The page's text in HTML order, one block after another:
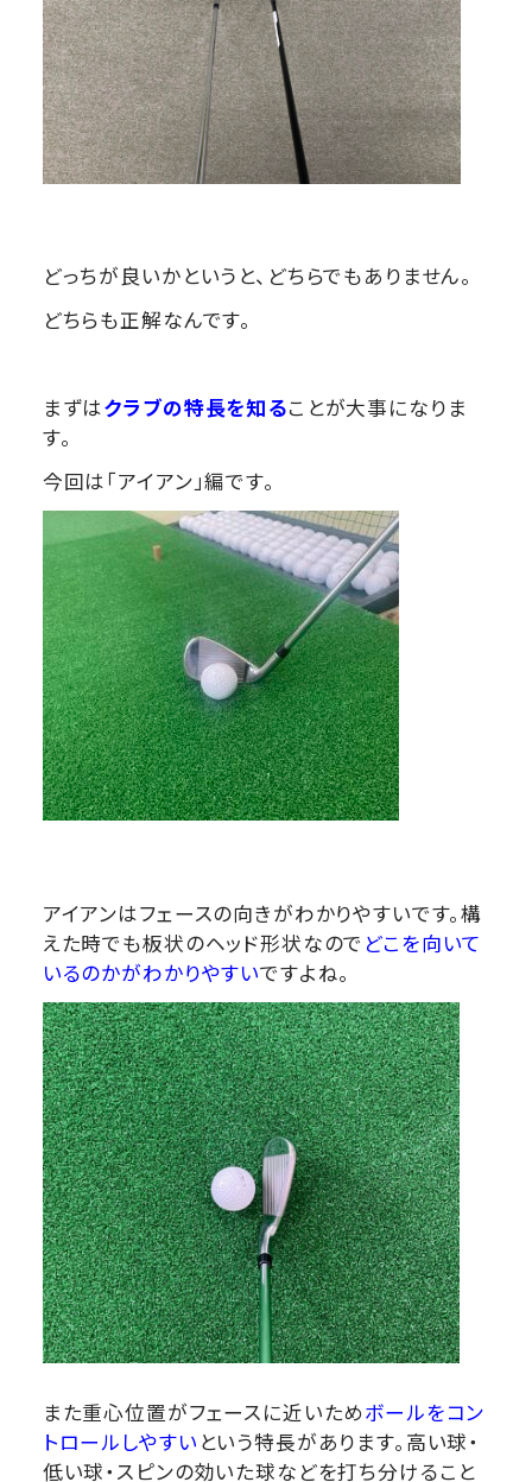
どっちが良いかというと、どちらでもありません。
どちらも正解なんです。
まずはクラブの特長を知ることが大事になりま
す。
今回は「アイアン」編です。
アイアンはフェースの向きがわかりやすいです。構
えた時でも板状のヘッド形状なので どこを向いて
いるのかがわかりやすいですよね。
また重心位置がフェースに近いためボールをコン
トロールしやすい という特長があります。高い球・
低い球・スピンの効いた球などを打ち分けること